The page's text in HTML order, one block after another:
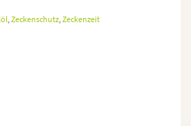
,Zeckenschutz ,Zeckenzeit